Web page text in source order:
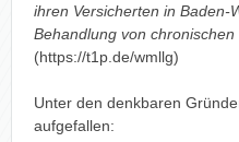
ihren Versicherten in Baden-
Behandlung von
(https://t1p.de/wmllg)
Unter den denkbaren
aufgefallen: